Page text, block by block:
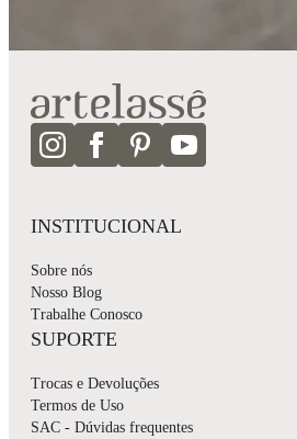
INSTITUCIONAL
Sobre nós
Nosso Blog
Trabalhe Conosco
SUPORTE
Trocas e Devoluções
Termos de Uso
SAC - Dúvidas frequentes